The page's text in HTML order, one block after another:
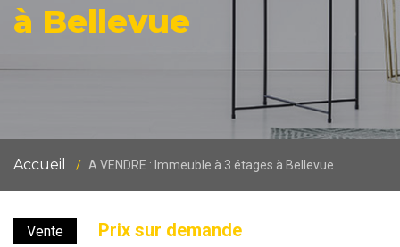
à Bellevue
Accueil A VENDRE : Immeuble à 3 étages à Bellevue
Vente Prix sur demande